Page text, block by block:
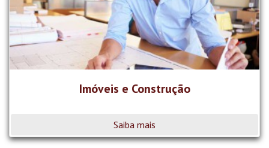
Imóveis e Construção
Saiba mais